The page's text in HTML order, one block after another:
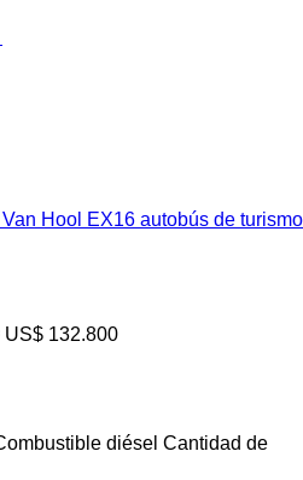
Van Hool EX16 autobús de turismo
US$ 132.800
diésel Cantidad de